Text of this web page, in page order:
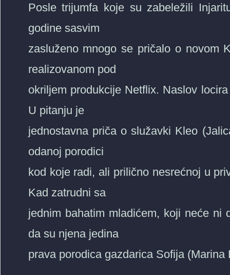
Posle trijumfa koje su zabeležili
godine sasvim
zasluženo mnogo se pričalo o novom
realizovanom pod
okriljem produkcije Netflix. Naslov
U pitanju je
jednostavna priča o služavki Kleo
odanoj porodici
kod koje radi, ali prilično nesrećnoj u
Kad zatrudni sa
jednim bahatim mladićem, koji neće
da su njena jedina
prava porodica gazdarica Sofija